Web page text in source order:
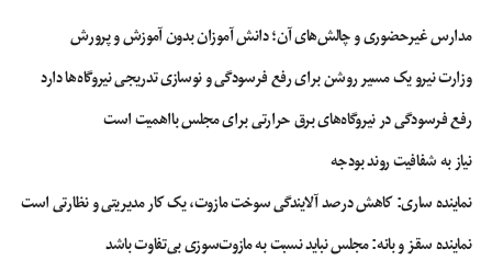
هیات نظارت راه قانونی مبارزه با تک صدایی صدا و سیما
وی یادآور شد: برای برون رفت از این شرایط قانون راه حلی را پیش بینی کرده است،
اول اینکه از صدا و سیما به عنوان یک رسانه ملی در قانون یاد شده و تعریف رسانه
یک هیات نظارت و ناظمینی را تعیین کرده که آنها باید بر روی برنامه ها و انتصابات
صدا و سیما نظارت کنند.
هاشمی ضمن انتقاد از عملکرد ضعیف دستگاه‌های نظارتی ناظر بر صدا و سیما، گفت:
مدارس غیرحضوری و چالش‌های آن؛ دانش آموزان بدون آموزش و پرورش
وزارت نیرو یک مسیر روشن برای رفع فرسودگی و نوسازی تدریجی نیروگاه‌ها دارد
رفع فرسودگی در نیروگاه‌های برق حرارتی برای مجلس بااهمیت است
نیاز به شفافیت روند بودجه
نماینده ساری: کاهش درصد آلایندگی سوخت مازوت، یک کار مدیریتی و نظارتی است
نماینده سقز و بانه: مجلس نباید نسبت به مازوت‌سوزی بی‌تفاوت باشد